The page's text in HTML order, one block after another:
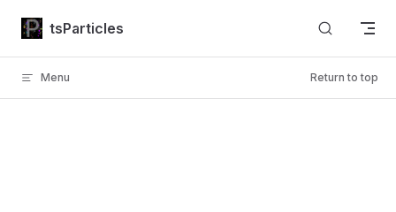
Skip to content
tsParticles
Menu Return to top